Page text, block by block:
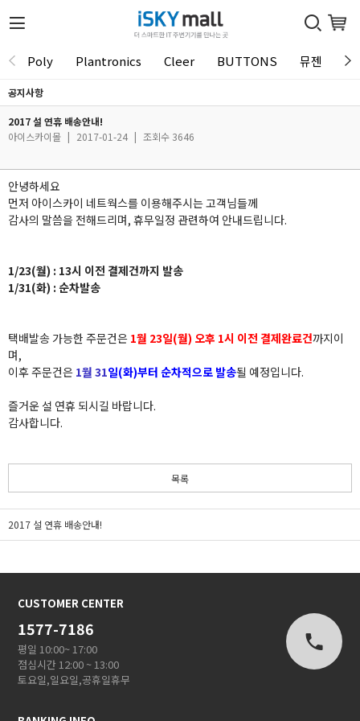
Poly Plantronics Cleer BUTTONS 뮤젠
공지사항
2017 설 연휴 배송안내!
아이스카이몰 | 2017-01-24 | 조회수 3646
안녕하세요
먼저 아이스카이 네트웍스를 이용해주시는 고객님들께
감사의 말씀을 전해드리며, 휴무일정 관련하여 안내드립니다.
1/23(월) : 13시 이전 결제건까지 발송
1/31(화) : 순차발송
택배발송 가능한 주문건은 1월 23일(월) 오후 1시 이전 결제완료건까지이
며,
이후 주문건은 1월 31일(화)부터 순차적으로 발송될 예정입니다.
즐거운 설 연휴 되시길 바랍니다.
감사합니다.
목록
2017 설 연휴 배송안내!
CUSTOMER CENTER
1577-7186
평일 10:00~ 17:00
점심시간 12:00 ~ 13:00
토요일,일요일,공휴일휴무